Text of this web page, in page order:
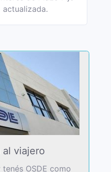
actualizada.
al viajero
OSDE como